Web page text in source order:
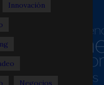
Innovación